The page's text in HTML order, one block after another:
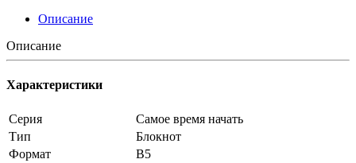
Описание
Описание
Характеристики
Серия
Самое время начать
Тип
Блокнот
Формат
В5